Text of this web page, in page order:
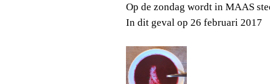
Op de zondag wordt in MAAS
In dit geval op 26 februari 2017